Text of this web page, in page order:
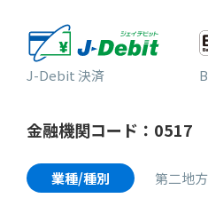
J-Debit 決済
金融機関コード：0517
業種/種別 第二地